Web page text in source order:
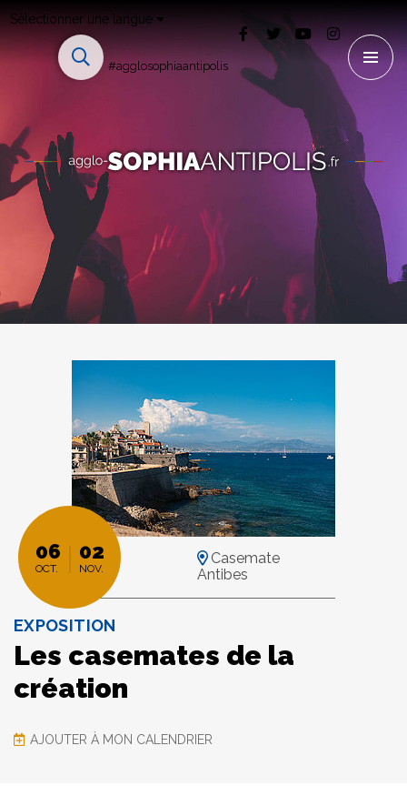
Sélectionner une langue
#agglosophiaantipolis
06
OCT.
02
NOV.
Casemate
Antibes
EXPOSITION
Les casemates de la
création
AJOUTER À MON CALENDRIER